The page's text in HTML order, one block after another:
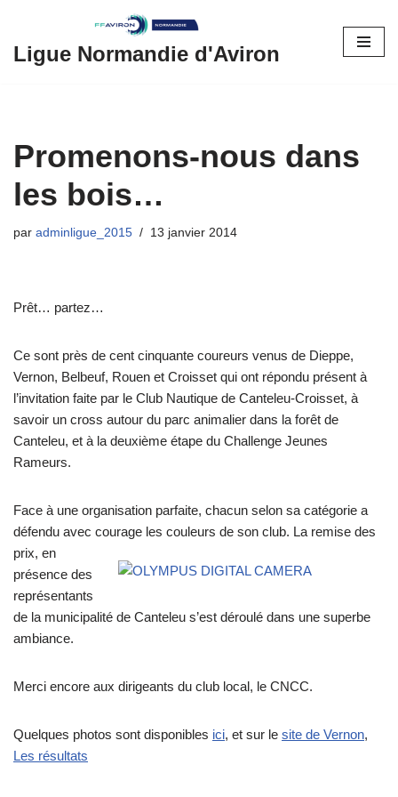
Aller
Ligue Normandie d'Aviron
Promenons-nous dans
les bois…
par adminligue_2015 13 janvier 2014
Prêt… partez…
Ce sont près de cent cinquante coureurs venus de Dieppe,
Vernon, Belbeuf, Rouen et Croisset qui ont répondu présent à
l’invitation faite par le Club Nautique de Canteleu-Croisset, à
savoir un cross autour du parc animalier dans la forêt de
Canteleu, et à la deuxième étape du Challenge Jeunes
Rameurs.
Face à une organisation parfaite, chacun selon sa catégorie a
défendu avec courage les couleurs de son club. La remise des
prix, en
présence des
représentants
de la municipalité de Canteleu s’est déroulé dans une superbe
ambiance.
Merci encore aux dirigeants du club local, le CNCC.
Quelques photos sont disponibles ici, et sur le site de Vernon,
Les résultats